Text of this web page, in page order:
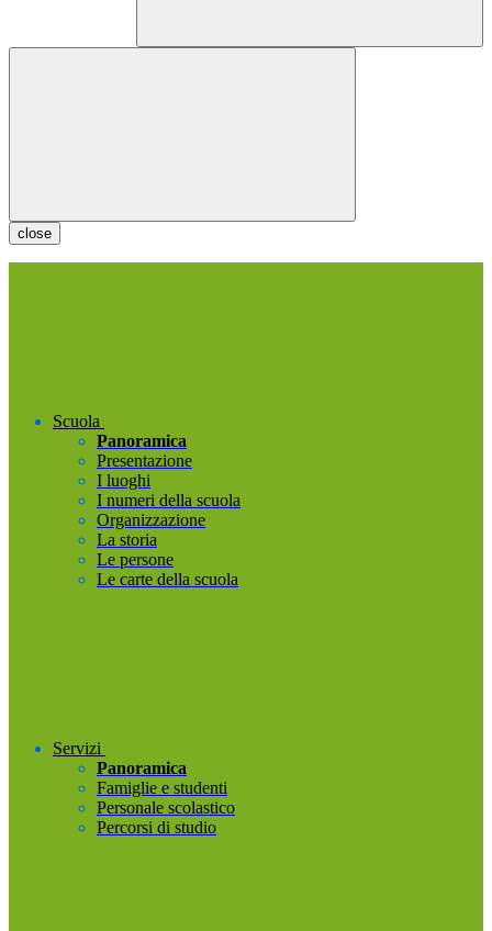
close
Scuola
Panoramica
Presentazione
I luoghi
I numeri della scuola
Organizzazione
La storia
Le persone
Le carte della scuola
Servizi
Panoramica
Famiglie e studenti
Personale scolastico
Percorsi di studio